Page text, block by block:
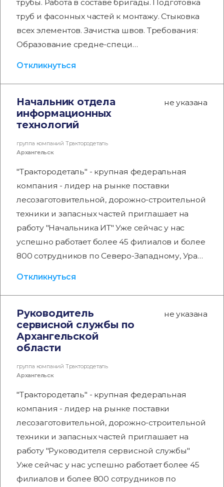
трубы. Работа в составе бригады. Подготовка
труб и фасонных частей к монтажу. Стыковка
всех элементов. Зачистка швов. Требования:
Образование средне-специ…
Откликнуться
Начальник отдела
информационных
технологий
не указана
группа компаний Трактородеталь
Архангельск
"Трактородеталь" - крупная федеральная
компания - лидер на рынке поставки
лесозаготовительной, дорожно-строительной
техники и запасных частей приглашает на
работу "Начальника ИТ" Уже сейчас у нас
успешно работает более 45 филиалов и более
800 сотрудников по Северо-Западному, Ура…
Откликнуться
Руководитель
сервисной службы по
Архангельской
области
не указана
группа компаний Трактородеталь
Архангельск
"Трактородеталь" - крупная федеральная
компания - лидер на рынке поставки
лесозаготовительной, дорожно-строительной
техники и запасных частей приглашает на
работу "Руководителя сервисной службы"
Уже сейчас у нас успешно работает более 45
филиалов и более 800 сотрудников по